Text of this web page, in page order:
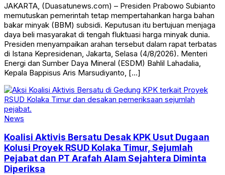
JAKARTA, (Duasatunews.com) – Presiden Prabowo Subianto
memutuskan pemerintah tetap mempertahankan harga bahan
bakar minyak (BBM) subsidi. Keputusan itu bertujuan menjaga
daya beli masyarakat di tengah fluktuasi harga minyak dunia.
Presiden menyampaikan arahan tersebut dalam rapat terbatas
di Istana Kepresidenan, Jakarta, Selasa (4/8/2026). Menteri
Energi dan Sumber Daya Mineral (ESDM) Bahlil Lahadalia,
Kepala Bappisus Aris Marsudiyanto, […]
News
Koalisi Aktivis Bersatu Desak KPK Usut Dugaan
Kolusi Proyek RSUD Kolaka Timur, Sejumlah
Pejabat dan PT Arafah Alam Sejahtera Diminta
Diperiksa